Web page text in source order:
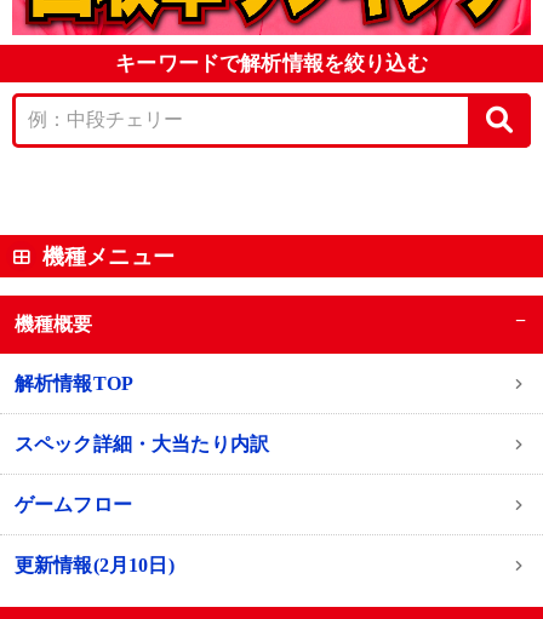
キーワードで解析情報を絞り込む
機種メニュー
機種概要 −
解析情報TOP
スペック詳細・大当たり内訳
ゲームフロー
更新情報(2月10日)